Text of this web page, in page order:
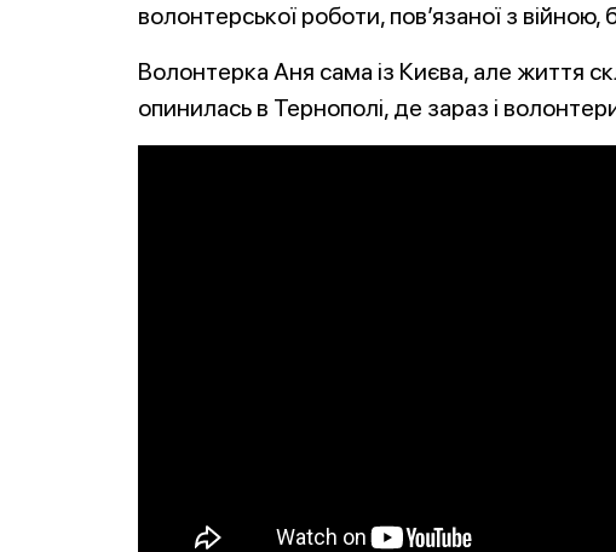
волонтерської роботи, пов’язаної з
Волонтерка Аня сама із Києва, але життя
опинилась в Тернополі, де зараз і